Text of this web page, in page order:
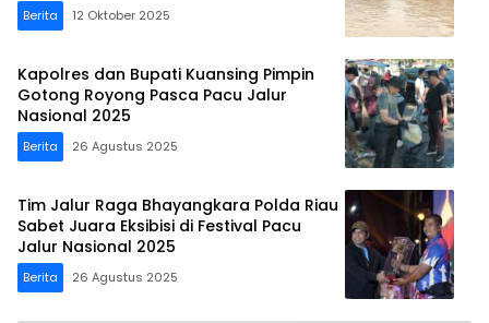
Berita 12 Oktober 2025
Kapolres dan Bupati Kuansing Pimpin
Gotong Royong Pasca Pacu Jalur
Nasional 2025
Berita 26 Agustus 2025
Tim Jalur Raga Bhayangkara Polda Riau
Sabet Juara Eksibisi di Festival Pacu
Jalur Nasional 2025
Berita 26 Agustus 2025